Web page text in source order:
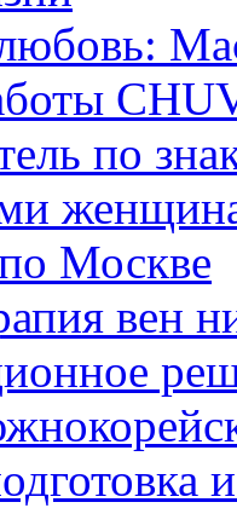
по
Москве
вен